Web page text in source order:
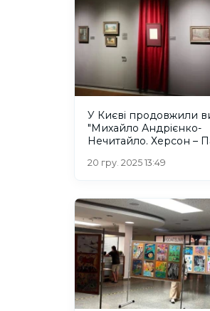
У Києві продовжили
"Михайло Андрієнко-
Нечитайло. Херсон –
20 гру. 2025 13:49